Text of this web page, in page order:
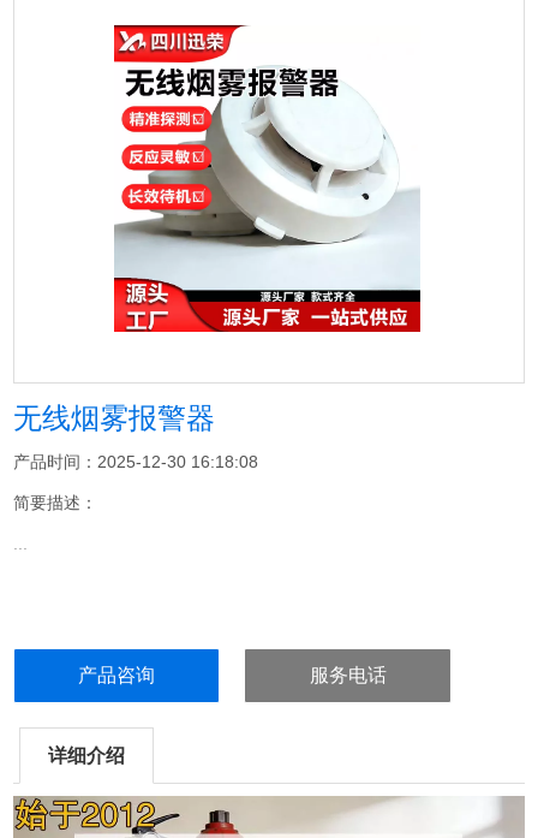
无线烟雾报警器
产品时间：2025-12-30 16:18:08
简要描述：
...
产品咨询 服务电话
详细介绍